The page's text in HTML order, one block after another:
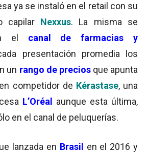
ya se instaló en el retail con su
capilar Nexxus. La misma se
el canal de farmacias y
presentación promedia los
un rango de precios que apunta
competidor de Kérastase, una
L’Oréal
aunque esta última,
en el canal de peluquerías.
lanzada en Brasil
en el 2016 y